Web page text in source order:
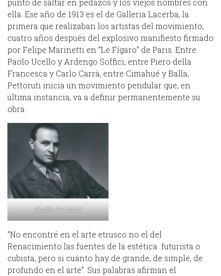
punto de saltar en pedazos y los viejos nombres con
ella. Ese año de 1913 es el de Galleria Lacerba, la
primera que realizaban los artistas del movimiento,
cuatro años después del explosivo manifiesto firmado
por Felipe Marinetti en “Le Fígaro” de Paris. Entre
Paolo Ucello y Ardengo Soffici, entre Piero della
Francesca y Carlo Carrá, entre Cimahué y Balla,
Pettoruti inicia un movimiento pendular que, en
última instancia, va a definir permanentemente su
obra.
Emilio Pettoruti
“No encontré en el arte etrusco no el del
Renacimiento las fuentes de la estética futurista o
cubista, pero si cuánto hay de grande, de simple, de
profundo en el arte”. Sus palabras afirman el